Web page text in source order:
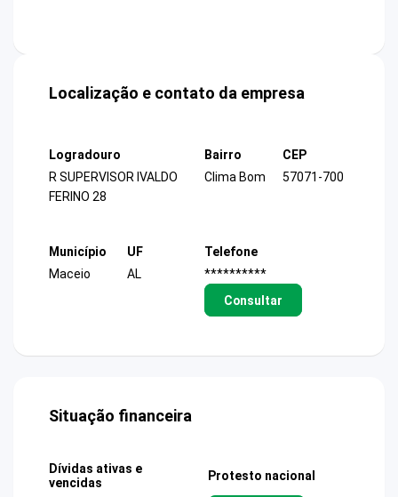
Localização e contato da empresa
Logradouro
R SUPERVISOR IVALDO
FERINO 28
Bairro
Clima Bom
CEP
57071-700
Município
Maceio
UF
AL
Telefone
**********
Consultar
Situação financeira
Dívidas ativas e
vencidas
Protesto nacional